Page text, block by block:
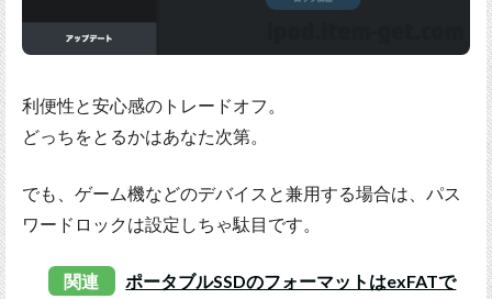
利便性と安心感のトレードオフ。
どっちをとるかはあなた次第。
でも、ゲーム機などのデバイスと兼用する場合は、パス
ワードロックは設定しちゃ駄目です。
関連
ポータブルSSDのフォーマットはexFATで